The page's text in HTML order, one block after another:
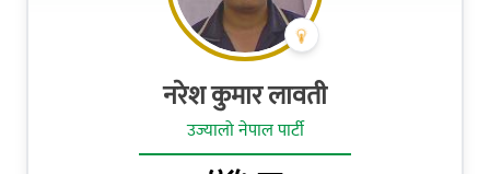
नरेश कुमार लावती
उज्यालो नेपाल पार्टी